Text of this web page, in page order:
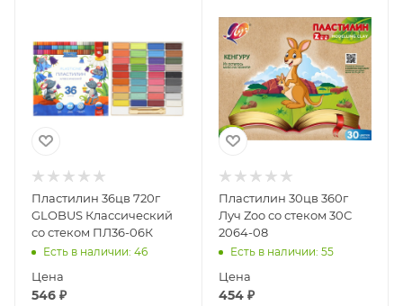
Пластилин 36цв 720г
GLOBUS Классический
со стеком ПЛ36-06К
Есть в наличии: 46
Цена
546 ₽
Пластилин 30цв 360г
Луч Zoo со стеком 30С
2064-08
Есть в наличии: 55
Цена
454₽